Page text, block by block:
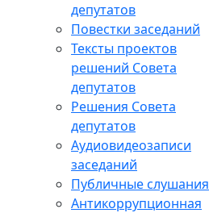
депутатов
Повестки заседаний
Тексты проектов
решений Совета
депутатов
Решения Совета
депутатов
Аудиовидеозаписи
заседаний
Публичные слушания
Антикоррупционная